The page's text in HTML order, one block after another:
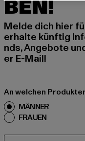
BEN!
Melde dich hier
erhalte künftig
nds, Angebote
er E-Mail!
An welchen
MÄNNER
FRAUEN